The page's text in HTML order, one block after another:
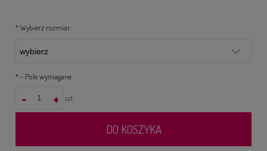
*Wybierz rozmiar:
*- Pole wymagane
+
- szt.
DO KOSZYKA